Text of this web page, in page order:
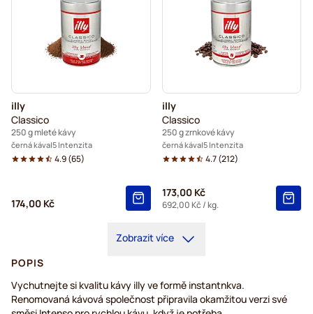
illy
Classico
250 g mleté kávy
černá káva 5 Intenzita
4.9(65)
174,00 Kč
illy
Classico
250 g zrnkové kávy
černá káva 5 Intenzita
4.7(212)
173,00 Kč
692,00 Kč / kg.
Zobrazit více
POPIS
Vychutnejte si kvalitu kávy illy ve formě instantnkva.
Renomovaná kávová společnost připravila okamžitou verzi své